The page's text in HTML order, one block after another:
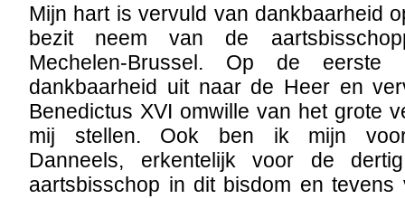
Mijn hart is vervuld van dankbaarheid
bezit neem van de
Mechelen-Brussel. Op de
dankbaarheid uit naar de Heer en
Benedictus XVI omwille van het grote
mij stellen. Ook ben ik mijn
Danneels, erkentelijk voor de
aartsbisschop in dit bisdom en tevens